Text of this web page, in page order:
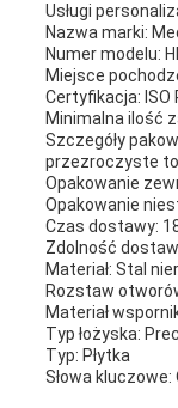
Usługi
Nazwa marki:
Numer modelu:
Miejsce
Certyfikacja: ISO
Minimalna ilość
Szczegóły
przezroczyste
Opakowanie
Opakowanie
Czas dostawy:
Zdolność
Materiał: Stal
Rozstaw
Materiał
Typ łożyska:
Typ: Płytka
Słowa kluczowe: